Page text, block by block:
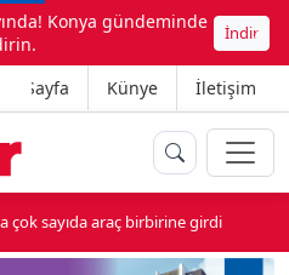
Konya gündeminde
İndir
Ana Sayfa Künye İletişim
Beşikçioğlu Konya'ya Sevk Edildi